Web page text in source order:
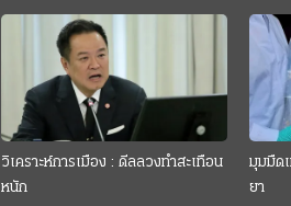
วิเคราะห์การเมือง : ดีลลวงทำสะเทือน
หนัก
มุมมืด
ยา